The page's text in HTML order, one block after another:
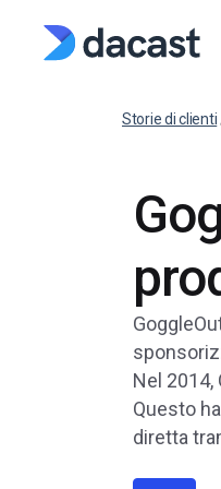
Storie di clienti
Nel
Questo
diretta